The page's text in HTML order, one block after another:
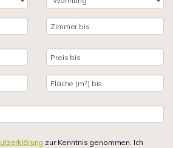
zur Kenntnis genommen. Ich